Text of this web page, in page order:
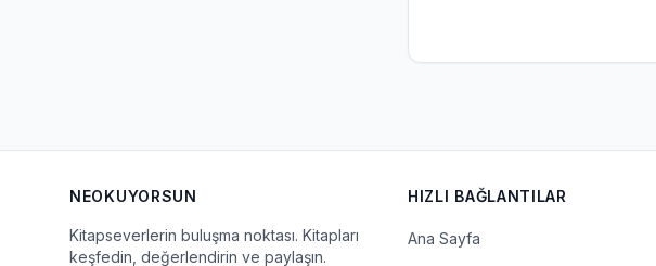
NEOKUYORSUN
Kitapseverlerin buluşma noktası. Kitapları
keşfedin, değerlendirin ve paylaşın.
HIZLI BAĞLANTILAR
Ana Sayfa